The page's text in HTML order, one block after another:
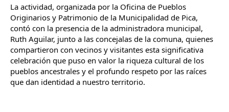
La actividad, organizada por la Oficina de Pueblos
Originarios y Patrimonio de la Municipalidad de Pica,
contó con la presencia de la administradora municipal,
Ruth Aguilar, junto a las concejalas de la comuna, quienes
compartieron con vecinos y visitantes esta significativa
celebración que puso en valor la riqueza cultural de los
pueblos ancestrales y el profundo respeto por las raíces
que dan identidad a nuestro territorio.